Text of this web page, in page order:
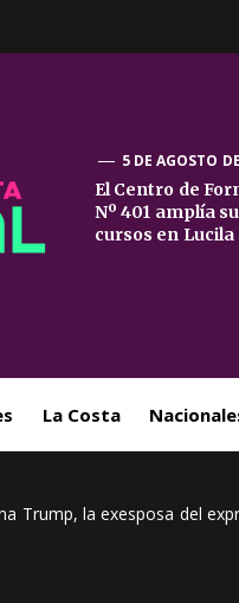
La
Costa
5 DE AGOSTO
El Centro de
Nº 401 amplía
cursos en Lucila
La Costa
Trump, la exesposa del